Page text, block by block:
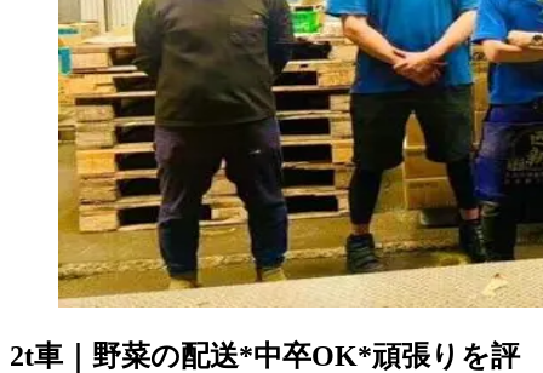
2t車｜野菜の配送*中卒OK*頑張りを評